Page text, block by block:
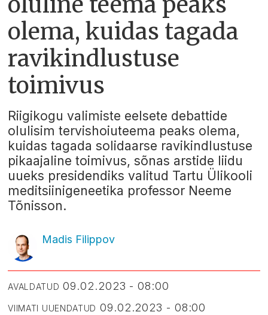
olema, kuidas tagada
ravikindlustuse
toimivus
Riigikogu valimiste eelsete debattide
olulisim tervishoiuteema peaks olema,
kuidas tagada solidaarse ravikindlustuse
pikaajaline toimivus, sõnas arstide liidu
uueks presidendiks valitud Tartu Ülikooli
meditsiinigeneetika professor Neeme
Tõnisson.
Madis Filippov
AVALDATUD 09.02.2023 - 08:00
VIIMATI UUENDATUD 09.02.2023 - 08:00